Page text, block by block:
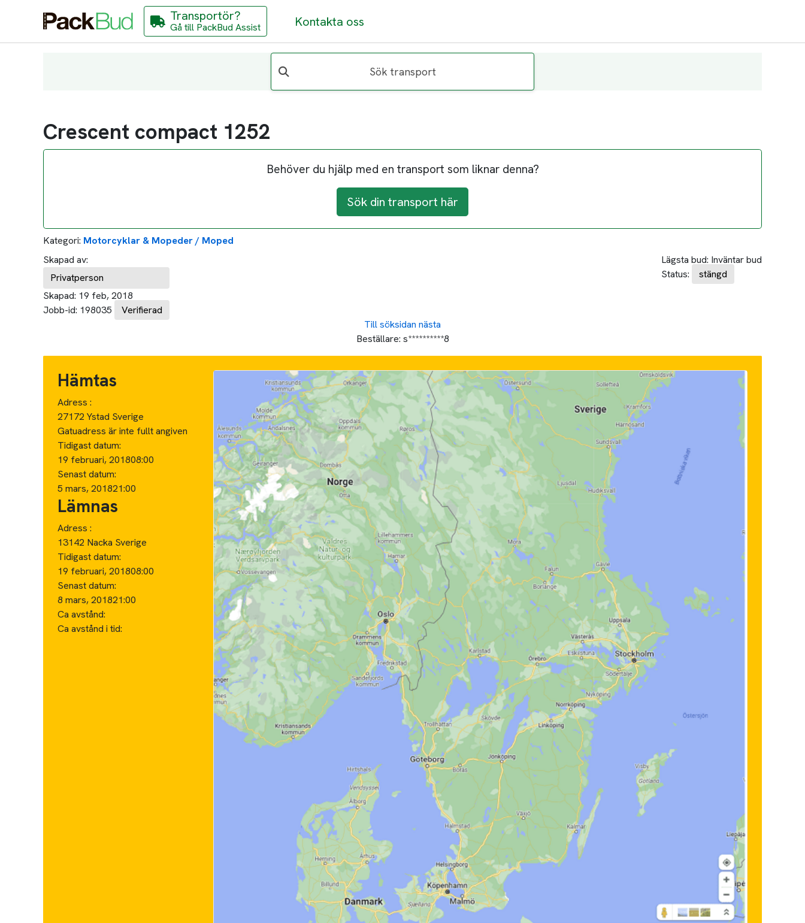
Transportör?
Gå till PackBud Assist Kontakta oss
Sök transport
Crescent compact 1252
Behöver du hjälp med en transport som liknar denna?
Sök din transport här
Kategori: Motorcyklar & Mopeder / Moped
Skapad av:
Privatperson
Skapad: 19 feb, 2018
Jobb-id: 198035 Verifierad
Lägsta bud: Inväntar bud
Status:
stängd
Till söksidan nästa
Beställare: s**********8
Hämtas
Adress :
27172 Ystad Sverige
Gatuadress är inte fullt angiven
Tidigast datum:
19 februari, 201808:00
Senast datum:
5 mars, 201821:00
Lämnas
Adress :
13142 Nacka Sverige
Tidigast datum:
19 februari, 201808:00
Senast datum:
8 mars, 201821:00
Ca avstånd:
Ca avstånd i tid: